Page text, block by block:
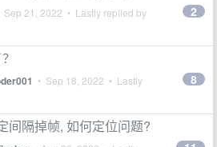
Sep 21, 2022 • Lastly replied by 2
• Sep 18, 2022 • Lastly
8
间隔掉帧, 如何定位问题?